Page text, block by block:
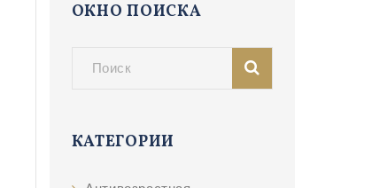
ОКНО ПОИСКА
КАТЕГОРИИ